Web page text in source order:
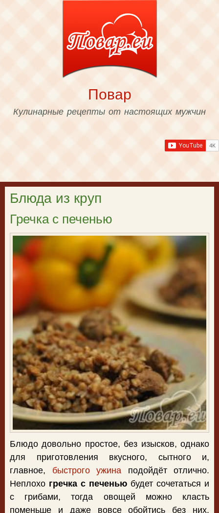
content
Повар
Кулинарные рецепты от настоящих мужчин
Блюда из круп
Гречка с печенью
Блюдо довольно простое, без изысков, однако
для приготовления вкусного, сытного и,
главное, быстрого ужина подойдёт отлично.
Неплохо гречка с печенью будет сочетаться и
с грибами, тогда овощей можно класть
поменьше и даже вовсе обойтись без них.